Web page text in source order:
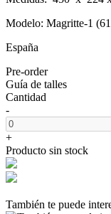
Modelo: Magritte-1
España
Pre-order
Guía de talles
Cantidad
-
+
Producto sin stock
También te puede